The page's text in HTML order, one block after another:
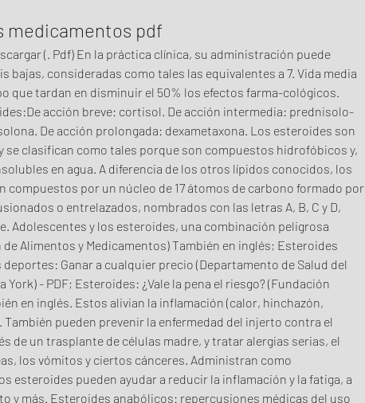
medicamentos pdf
bajas, consideradas como tales las equivalentes a 7. Vida media
que tardan en disminuir el 50% los efectos farma-cológicos.
acción breve: cortisol. De acción intermedia: prednisolo-
De acción prolongada: dexametaxona. Los esteroides son
se clasifican como tales porque son compuestos hidrofóbicos y,
en agua. A diferencia de los otros lípidos conocidos, los
compuestos por un núcleo de 17 átomos de carbono formado por
o entrelazados, nombrados con las letras A, B, C y D,
Adolescentes y los esteroides, una combinación peligrosa
Alimentos y Medicamentos) También en inglés; Esteroides
deportes: Ganar a cualquier precio (Departamento de Salud del
York) - PDF; Esteroides: ¿Vale la pena el riesgo? (Fundación
en inglés. Estos alivian la inflamación (calor, hinchazón,
También pueden prevenir la enfermedad del injerto contra el
de un trasplante de células madre, y tratar alergias serias, el
los vómitos y ciertos cánceres. Administran como
esteroides pueden ayudar a reducir la inflamación y la fatiga, a
y más. Esteroides anabólicos: repercusiones médicas del uso